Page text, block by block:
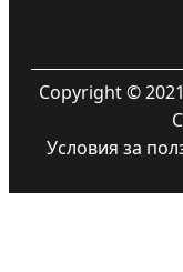
Copyright ©
Условия за